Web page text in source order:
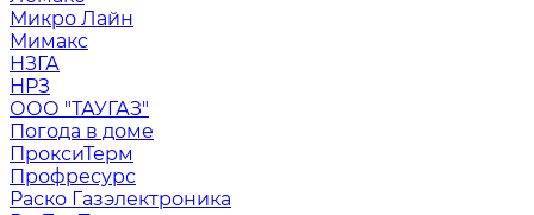
Микро Лайн
Мимакс
НЗГА
НРЗ
ООО "ТАУГАЗ"
Погода в доме
ПроксиТерм
Профресурс
Раско Газэлектроника